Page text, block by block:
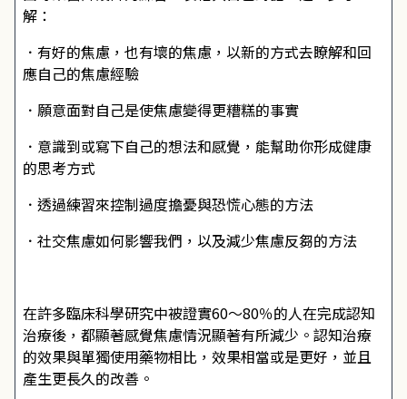
解：
．有好的焦慮，也有壞的焦慮，以新的方式去瞭解和回
應自己的焦慮經驗
．願意面對自己是使焦慮變得更糟糕的事實
．意識到或寫下自己的想法和感覺，能幫助你形成健康
的思考方式
．透過練習來控制過度擔憂與恐慌心態的方法
．社交焦慮如何影響我們，以及減少焦慮反芻的方法
在許多臨床科學研究中被證實60～80％的人在完成認知
治療後，都顯著感覺焦慮情況顯著有所減少。認知治療
的效果與單獨使用藥物相比，效果相當或是更好，並且
產生更長久的改善。